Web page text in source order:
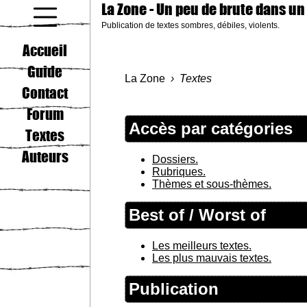
La Zone- Un peu de brute dans
Publication de textes sombres, débiles, violents.
Accueil
Guide
Contact
Forum
Textes
Auteurs
La Zone Textes
Accès par catégories
Dossiers.
Rubriques.
Thèmes et sous-thèmes.
Best of / Worst of
Les meilleurs textes.
Les plus mauvais textes.
Publication